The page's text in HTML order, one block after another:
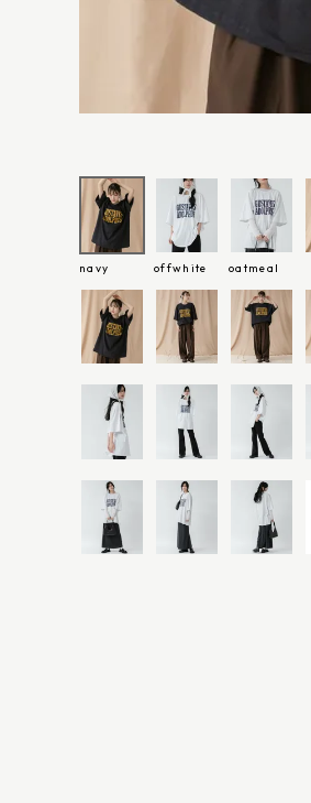
navy offwhite oatmeal